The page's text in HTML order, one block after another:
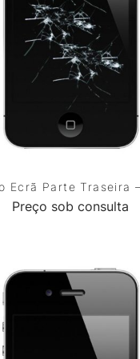
Ecrã Parte Traseira
Preço sob consulta